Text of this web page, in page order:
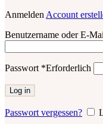
Anmelden Account
Benutzername oder E-
Passwort *Erforderlich
Log in
Passwort vergessen?